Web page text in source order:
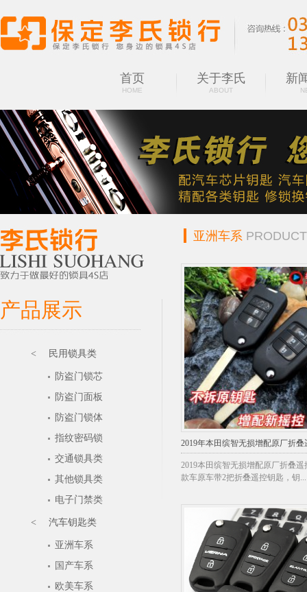
首页
HOME
关于李氏
ABOUT
新
产品展示
< 民用锁具类
防盗门锁芯
防盗门面板
防盗门锁体
指纹密码锁
交通锁具类
其他锁具类
电子门禁类
< 汽车钥匙类
亚洲车系
国产车系
欧美车系
亚洲车系
2019年本田缤智无损增配原厂折叠
2019本田缤智无损增配原厂折叠遥
款车原车带2把折叠遥控钥匙，钥...